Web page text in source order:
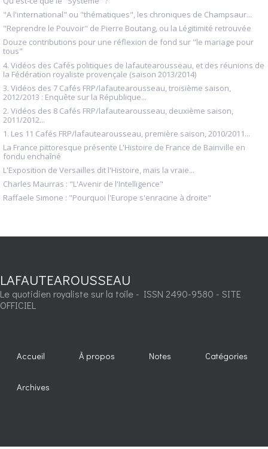
"A l'international" ou "thématiques", les chroniques de Champsaur...
"Reprendre le Pouvoir" de Pierre Boutang, ou la Légitimité retrouvée
Douze contributions pour une réflexion de fond sur "le mariage pour
tous"
4. Vidéos des Cafés politiques de lafautearousseau, et des réunions de
la Fédération royaliste provençale (saison 2013/2014)
3. Vidéos des 7 Cafés FRP/lafautearousseau, troisième saison,
2012/2013 : Enquête sur la République...
2. Vidéos des 8 Cafés FRP/lafautearousseau, deuxième saison,
2011/2012...
1. Les 11 Cafés FRP/lafautearousseau, première saison, 2010/2011...
La France pittoresque présente L'Histoire de France de Bainville en
fondu enchaîné
L'Exposition de Versailles dit l'Histoire, mais la vraie...
Charles Maurras : "L'Avenir de l'Intelligence"
Raffaele Simone : "Pourquoi l'Europe s'enracine à droite"
LAFAUTEAROUSSEAU
Le quotidien royaliste sur la toile - ISSN 2490-9580 - SITE
OFFICIEL
Accueil À propos Notes Catégories
Archives